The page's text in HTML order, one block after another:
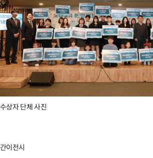
수상자 단체 사진
간이전시